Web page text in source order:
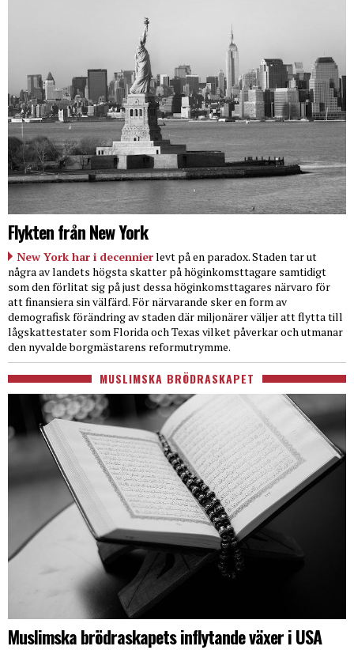
Flykten från New York
New York har i decennierlevt på en paradox. Staden tar ut
några av landets högsta skatter på höginkomsttagare samtidigt
som den förlitat sig på just dessa höginkomsttagares närvaro för
att finansiera sin välfärd. För närvarande sker en form av
demografisk förändring av staden där miljonärer väljer att flytta till
lågskattestater som Florida och Texas vilket påverkar och utmanar
den nyvalde borgmästarens reformutrymme.
MUSLIMSKA BRÖDRASKAPET
Muslimska brödraskapets inflytande växer i USA